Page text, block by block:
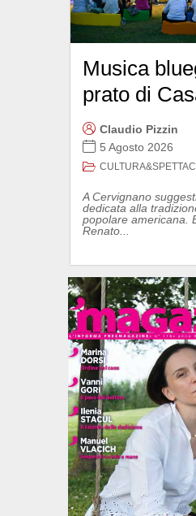
Musica
prato di
Claudio Pizzin
5 Agosto 2026
A Cervignano
dedicata alla
popolare americana.
Renato...